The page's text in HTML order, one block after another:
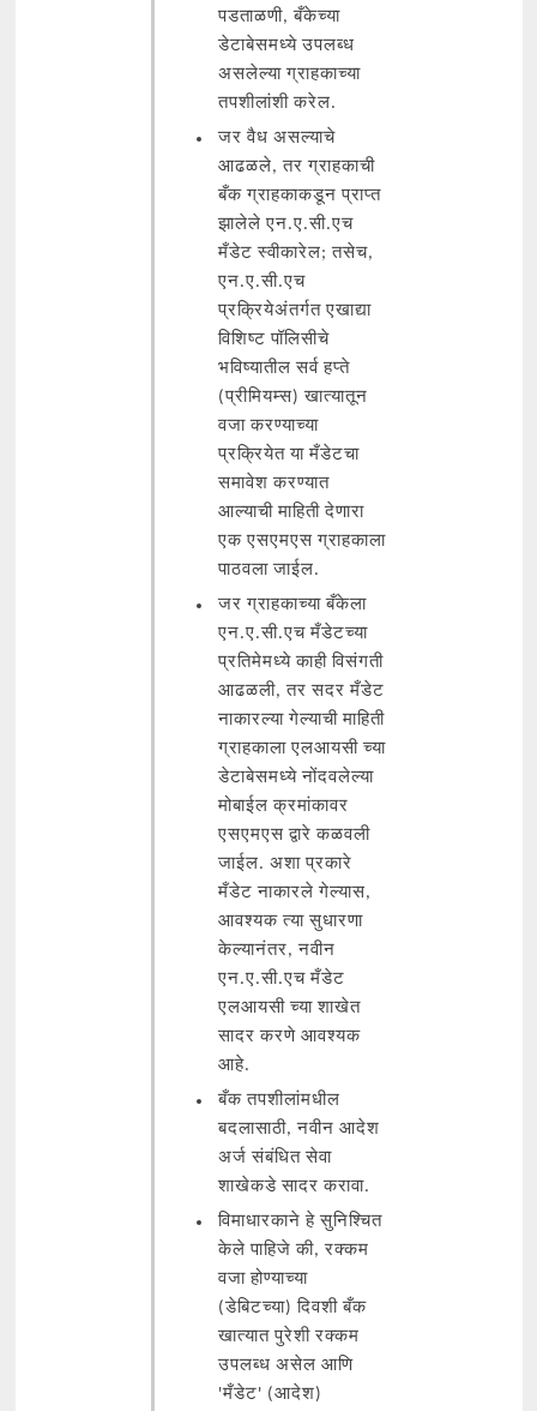
पडताळणी, बँकेच्या
डेटाबेसमध्ये उपलब्ध
असलेल्या ग्राहकाच्या
तपशीलांशी करेल.
जर वैध असल्याचे
आढळले, तर ग्राहकाची
बँक ग्राहकाकडून प्राप्त
झालेले एन.ए.सी.एच
मँडेट स्वीकारेल; तसेच,
एन.ए.सी.एच
प्रक्रियेअंतर्गत एखाद्या
विशिष्ट पॉलिसीचे
भविष्यातील सर्व हप्ते
(प्रीमियम्स) खात्यातून
वजा करण्याच्या
प्रक्रियेत या मँडेटचा
समावेश करण्यात
आल्याची माहिती देणारा
एक एसएमएस ग्राहकाला
पाठवला जाईल.
जर ग्राहकाच्या बँकेला
एन.ए.सी.एच मँडेटच्या
प्रतिमेमध्ये काही विसंगती
आढळली, तर सदर मँडेट
नाकारल्या गेल्याची माहिती
ग्राहकाला एलआयसी च्या
डेटाबेसमध्ये नोंदवलेल्या
मोबाईल क्रमांकावर
एसएमएस द्वारे कळवली
जाईल. अशा प्रकारे
मँडेट नाकारले गेल्यास,
आवश्यक त्या सुधारणा
केल्यानंतर, नवीन
एन.ए.सी.एच मँडेट
एलआयसी च्या शाखेत
सादर करणे आवश्यक
आहे.
बँक तपशीलांमधील
बदलासाठी, नवीन आदेश
अर्ज संबंधित सेवा
शाखेकडे सादर करावा.
विमाधारकाने हे सुनिश्चित
केले पाहिजे की, रक्कम
वजा होण्याच्या
(डेबिटच्या) दिवशी बँक
खात्यात पुरेशी रक्कम
उपलब्ध असेल आणि
'मँडेट' (आदेश)